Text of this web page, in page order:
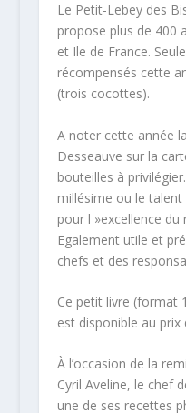
Le Petit-Lebey des
propose plus de 400
et Ile de France.
récompensés cette
(trois cocottes).
A noter cette année
Desseauve sur la
bouteilles à
millésime ou le
pour l »excellence
Egalement utile et
chefs et des
Ce petit livre (format
est disponible au prix
À l’occasion de la
Cyril Aveline, le chef
une de ses recettes